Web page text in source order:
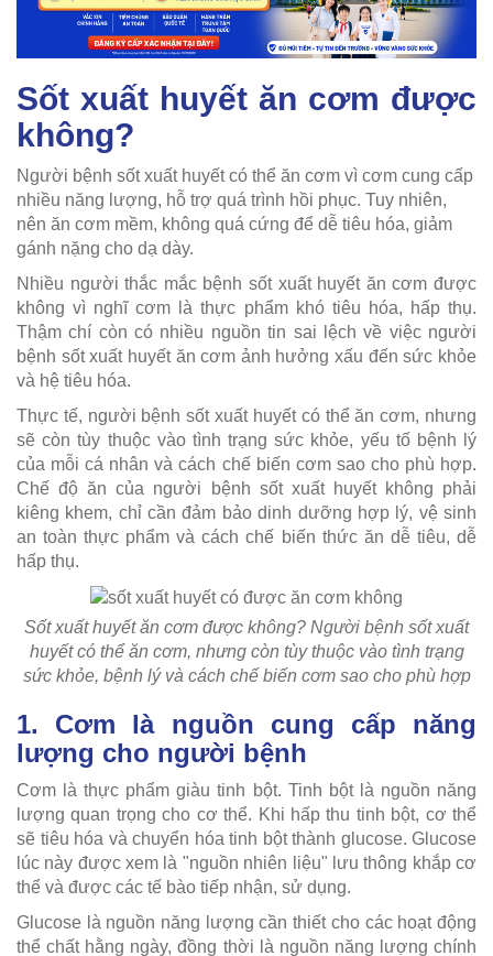
Sốt xuất huyết ăn cơm được
không?
Người bệnh sốt xuất huyết có thể ăn cơm vì cơm cung cấp
nhiều năng lượng, hỗ trợ quá trình hồi phục. Tuy nhiên,
nên ăn cơm mềm, không quá cứng để dễ tiêu hóa, giảm
gánh nặng cho dạ dày.
Nhiều người thắc mắc bệnh sốt xuất huyết ăn cơm được
không vì nghĩ cơm là thực phẩm khó tiêu hóa, hấp thụ.
Thậm chí còn có nhiều nguồn tin sai lệch về việc người
bệnh sốt xuất huyết ăn cơm ảnh hưởng xấu đến sức khỏe
và hệ tiêu hóa.
Thực tế, người bệnh sốt xuất huyết có thể ăn cơm, nhưng
sẽ còn tùy thuộc vào tình trạng sức khỏe, yếu tố bệnh lý
của mỗi cá nhân và cách chế biến cơm sao cho phù hợp.
Chế độ ăn của người bệnh sốt xuất huyết không phải
kiêng khem, chỉ cần đảm bảo dinh dưỡng hợp lý, vệ sinh
an toàn thực phẩm và cách chế biến thức ăn dễ tiêu, dễ
hấp thụ.
Sốt xuất huyết ăn cơm được không? Người bệnh sốt xuất
huyết có thể ăn cơm, nhưng còn tùy thuộc vào tình trạng
sức khỏe, bệnh lý và cách chế biến cơm sao cho phù hợp
1. Cơm là nguồn cung cấp năng
lượng cho người bệnh
Cơm là thực phẩm giàu tinh bột. Tinh bột là nguồn năng
lượng quan trọng cho cơ thể. Khi hấp thu tinh bột, cơ thể
sẽ tiêu hóa và chuyển hóa tinh bột thành glucose. Glucose
lúc này được xem là "nguồn nhiên liệu" lưu thông khắp cơ
thể và được các tế bào tiếp nhận, sử dụng.
Glucose là nguồn năng lượng cần thiết cho các hoạt động
thể chất hằng ngày, đồng thời là nguồn năng lượng chính